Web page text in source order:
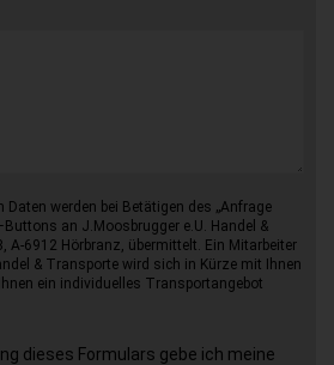
Daten werden bei Betätigen des „Anfrage
an J.Moosbrugger e.U. Handel &
A-6912 Hörbranz, übermittelt. Ein Mitarbeiter
& Transporte wird sich in Kürze mit Ihnen
ein individuelles Transportangebot
dieses Formulars gebe ich meine